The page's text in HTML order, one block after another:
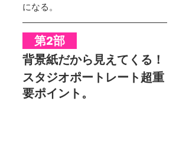
になる。
第2部
背景紙だから見えてくる！
スタジオポートレート超重
要ポイント。